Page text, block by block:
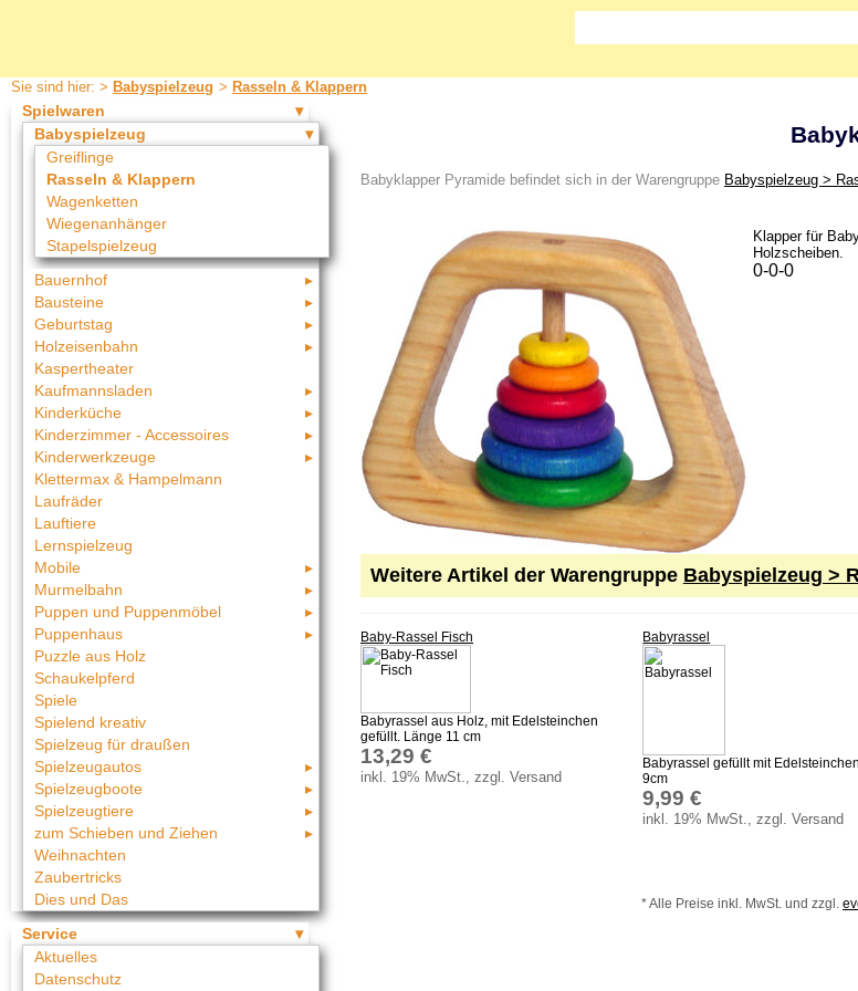
Sie sind hier: > Babyspielzeug > Rasseln & Klappern
Spielwaren
Babyspielzeug
Greiflinge
Rasseln & Klappern
Wagenketten
Wiegenanhänger
Stapelspielzeug
Bauernhof
Bausteine
Geburtstag
Holzeisenbahn
Kaspertheater
Kaufmannsladen
Kinderküche
Kinderzimmer - Accessoires
Kinderwerkzeuge
Klettermax & Hampelmann
Laufräder
Lauftiere
Lernspielzeug
Mobile
Murmelbahn
Puppen und Puppenmöbel
Puppenhaus
Puzzle aus Holz
Schaukelpferd
Spiele
Spielend kreativ
Spielzeug für draußen
Spielzeugautos
Spielzeugboote
Spielzeugtiere
zum Schieben und Ziehen
Weihnachten
Zaubertricks
Dies und Das
Service
Aktuelles
Datenschutz
Babyklapper Pyramide befindet sich in der Warengruppe Babyspielzeug >
Klapper für
Holzscheiben.
0-0-0
Weitere Artikel der Warengruppe Babyspielzeug >
Baby-Rassel Fisch
Babyrassel aus Holz, mit Edelsteinchen
gefüllt. Länge 11 cm
13,29 €
inkl. 19% MwSt., zzgl. Versand
Babyrassel
Babyrassel gefüllt mit
9cm
9,99 €
inkl. 19% MwSt., zzgl. Versand
* Alle Preise inkl. MwSt. und zzgl.